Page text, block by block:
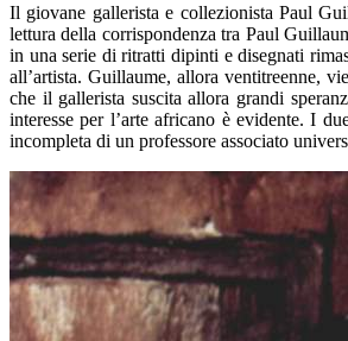
Il giovane gallerista e collezionista Paul
lettura della corrispondenza tra Paul
in una serie di ritratti dipinti e disegnati
all’artista. Guillaume, allora ventitreenne,
che il gallerista suscita allora grandi
interesse per l’arte africano è evidente. I
incompleta di un professore associato